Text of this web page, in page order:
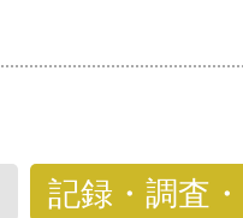
記録・調査